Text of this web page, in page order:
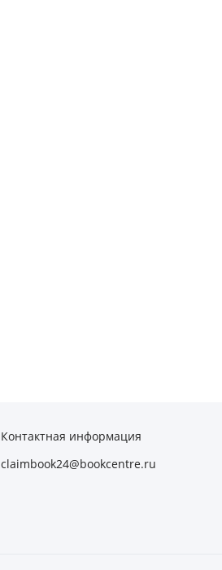
Контактная информация
claimbook24@bookcentre.ru